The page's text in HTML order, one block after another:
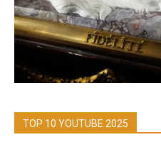
TOP 10 YOUTUBE 2025